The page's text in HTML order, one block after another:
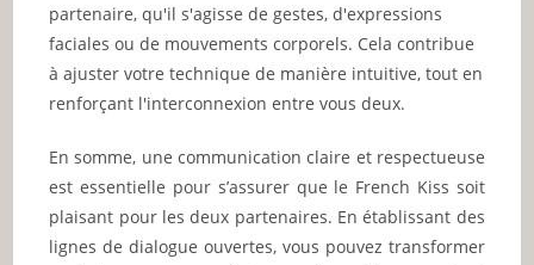
partenaire, qu'il s'agisse de gestes, d'expressions
faciales ou de mouvements corporels. Cela contribue
à ajuster votre technique de manière intuitive, tout en
renforçant l'interconnexion entre vous deux.
En somme, une communication claire et respectueuse
est essentielle pour s’assurer que le French Kiss soit
plaisant pour les deux partenaires. En établissant des
lignes de dialogue ouvertes, vous pouvez transformer